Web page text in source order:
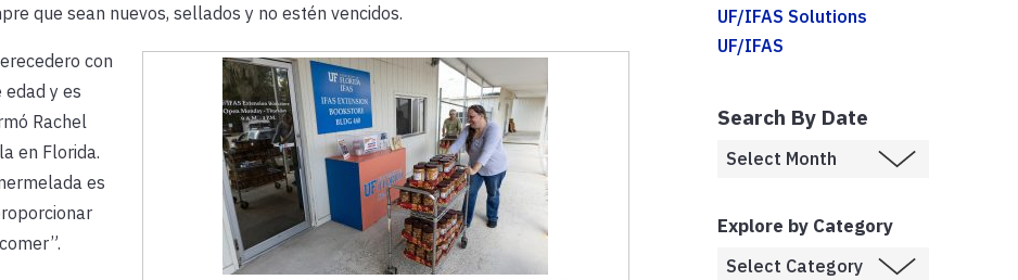
que sean nuevos, sellados y no estén vencidos.
con
y es
Rachel
en Florida.
es
UF/IFAS Solutions
UF/IFAS
Search By Date
Explore by Category